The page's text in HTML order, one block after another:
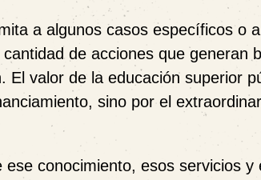
a algunos casos específicos o
de acciones que generan
El valor de la educación superior
sino por el
conocimiento, esos servicios y